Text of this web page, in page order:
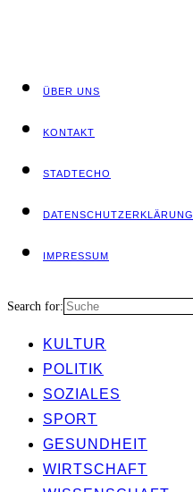
ÜBER UNS
KON­TAKT
STADT­ECHO
DATEN­SCHUTZ­ER­KLÄ­RUNG
IMPRES­SUM
Search for:
KUL­TUR
POLI­TIK
SOZIA­LES
SPORT
GESUND­HEIT
WIRT­SCHAFT